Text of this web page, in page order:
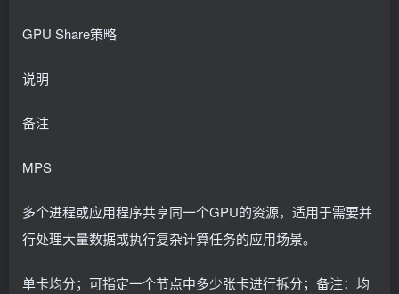
GPU Share策略
说明
备注
MPS
多个进程或应用程序共享同一个GPU的资源，适用于需要并
行处理大量数据或执行复杂计算任务的应用场景。
单卡均分；可指定一个节点中多少张卡进行拆分；备注：均